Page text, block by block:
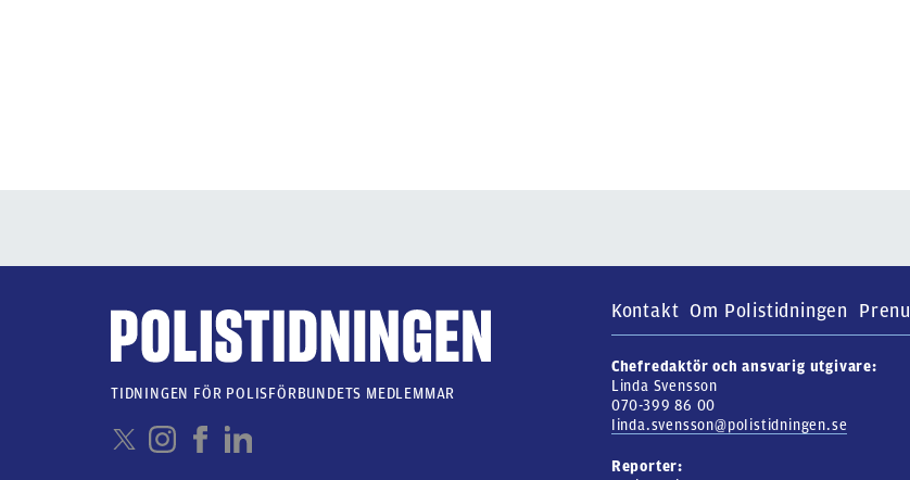
Kontakt Om Polistidningen
Chefredaktör och ansvarig utgivare:
Linda Svensson
070-399 86 00
linda.svensson@polistidningen.se
Reporter:
TIDNINGEN FÖR POLISFÖRBUNDETS MEDLEMMAR